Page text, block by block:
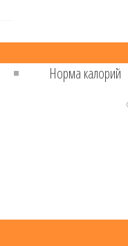
Норма калорий